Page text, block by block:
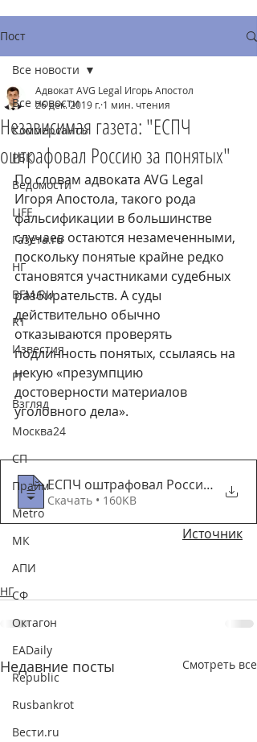
Пост
Все новости
Коммерсантъ
РБК
Ведомости
LIFE
Газета.ru
НГ
BFM.RU
RT
Известия
РГ
Взгляд
Москва24
СП
Прайм
Metro
МК
АПИ
СФ
Октагон
EADaily
Republic
Rusbankrot
Вести.ru
Все новости
Независимая газета: "ЕСПЧ
оштрафовал Россию за понятых"
Адвокат AVG Legal Игорь Апостол
26 дек. 2019 г. 1 мин. чтения
По словам адвоката AVG Legal
Игоря Апостола, такого рода
фальсификации в большинстве
случаев остаются незамеченными,
поскольку понятые крайне редко
становятся участниками судебных
разбирательств. А суды
действительно обычно
отказываются проверять
подлинность понятых, ссылаясь на
некую «презумпцию
достоверности материалов
уголовного дела».
ЕСПЧ оштрафовал Россию за
Скачать • 160KB
Источник
НГ
Недавние посты Смотреть все